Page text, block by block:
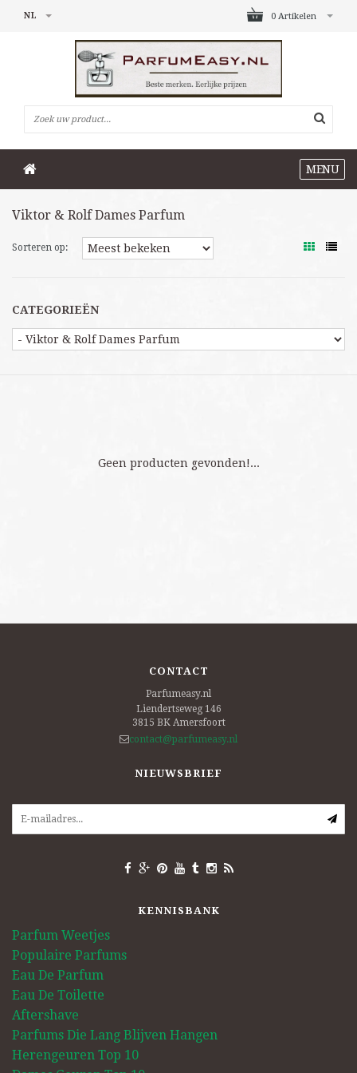
0 Artikelen
NL
MENU
Viktor & Rolf Dames Parfum
Sorteren op:
CATEGORIEËN
Geen producten gevonden!...
CONTACT
Parfumeasy.nl
Liendertseweg 146
3815 BK Amersfoort
contact@parfumeasy.nl
NIEUWSBRIEF
KENNISBANK
Parfum Weetjes
Populaire Parfums
Eau De Parfum
Eau De Toilette
Aftershave
Parfums Die Lang Blijven Hangen
Herengeuren Top 10